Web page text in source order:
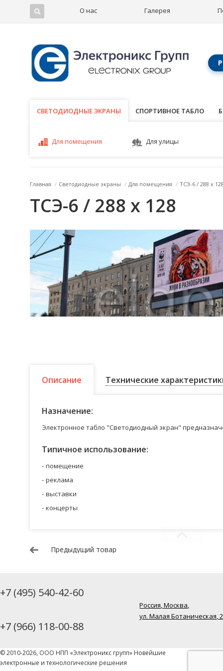
О нас Галерея
СВЕТОДИОДНЫЕ ЭКРАНЫ
СВЕТОДИОДНЫЕ ЭКРАНЫ СПОРТИВНОЕ ТАБЛО
Для помещения Для улицы
Главная / Светодиодные экраны / Для помещения / ТСЭ-6 / 288 x
ТСЭ-6 / 288 x 128
Описание Технические
Назначение:
Электронное табло "Светодиодный экран"
Типичное использование:
помещение
реклама
выставки
концерты
Предыдущий товар
+7 (495) 540-42-60
+7 (966) 118-00-88
Россия, Москва,
ул. Малая Ботаническая,
© 2010-2026, ООО НПП «Электроникс групп» Новейшие
электронные и технологические решения